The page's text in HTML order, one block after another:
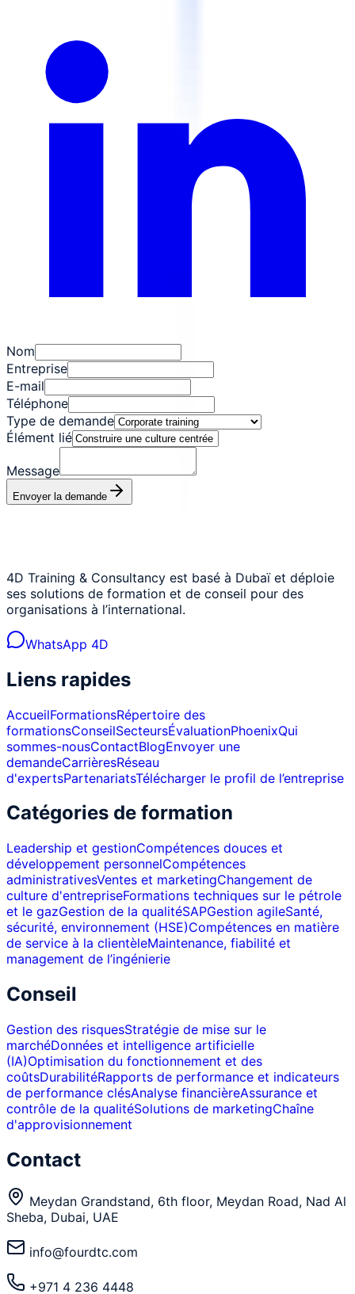
Nom
Entreprise
E-mail
Téléphone
Type de demande
Élément lié
Message
Envoyer la demande
4D Training & Consultancy est basé à Dubaï et déploie
ses solutions de formation et de conseil pour des
organisations à l’international.
WhatsApp 4D
Liens rapides
AccueilFormationsRépertoire des
formationsConseilSecteursÉvaluationPhoenixQui
sommes-nousContactBlogEnvoyer une
demandeCarrièresRéseau
d'expertsPartenariatsTélécharger le profil de l’entreprise
Catégories de formation
Leadership et gestionCompétences douces et
développement personnelCompétences
administrativesVentes et marketingChangement de
culture d'entrepriseFormations techniques sur le pétrole
et le gazGestion de la qualitéSAPGestion agileSanté,
sécurité, environnement (HSE)Compétences en matière
de service à la clientèleMaintenance, fiabilité et
management de l’ingénierie
Conseil
Gestion des risquesStratégie de mise sur le
marchéDonnées et intelligence artificielle
(IA)Optimisation du fonctionnement et des
coûtsDurabilitéRapports de performance et indicateurs
de performance clésAnalyse financièreAssurance et
contrôle de la qualitéSolutions de marketingChaîne
d'approvisionnement
Contact
Meydan Grandstand, 6th floor, Meydan Road, Nad Al
Sheba, Dubai, UAE
info@fourdtc.com
+971 4 236 4448